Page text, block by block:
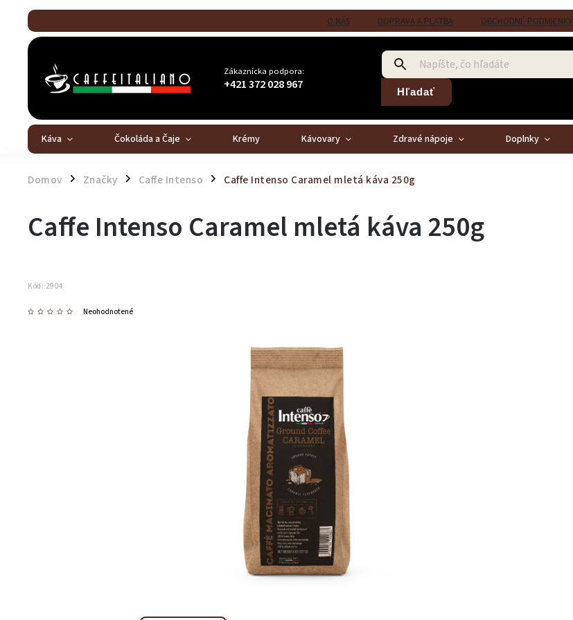
O NÁS DOPRAVA A PLATBA OBCHODNÉ PODMIENKY
Zákaznícka podpora:
+421 372 028 967 Hľadať
Káva Čokoláda a Čaje Krémy Kávovary Zdravé nápoje Doplnky
Domov / Značky / Caffe Intenso / Caffe Intenso Caramel mletá káva 250g
Caffe Intenso Caramel mletá káva 250g
Kód: 2904
Neohodnotené